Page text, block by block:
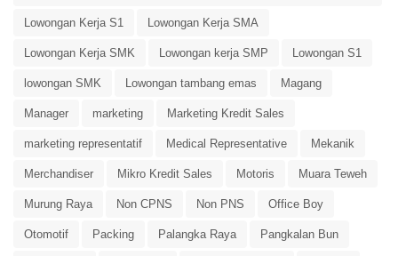
Lowongan Kerja S1 Lowongan Kerja SMA
Lowongan Kerja SMK Lowongan kerja SMP Lowongan S1
lowongan SMK Lowongan tambang emas Magang
Manager marketing Marketing Kredit Sales
marketing representatif Medical Representative Mekanik
Merchandiser Mikro Kredit Sales Motoris Muara Teweh
Murung Raya Non CPNS Non PNS Office Boy
Otomotif Packing Palangka Raya Pangkalan Bun